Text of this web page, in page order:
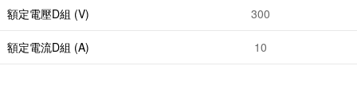
額定電壓D組 (V) 300
額定電流D組 (A) 10